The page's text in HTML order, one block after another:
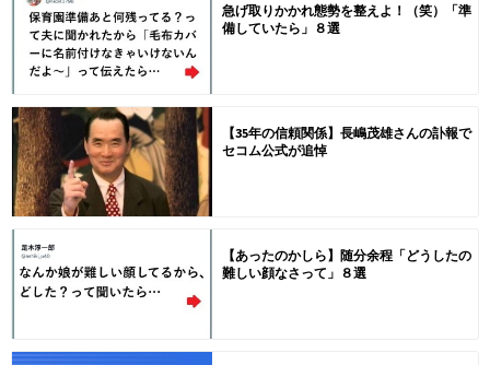
急げ取りかかれ態勢を整えよ！（笑）「準
備していたら」８選
【35年の信頼関係】長嶋茂雄さんの訃報で
セコム公式が追悼
【あったのかしら】随分余程「どうしたの
難しい顔なさって」８選